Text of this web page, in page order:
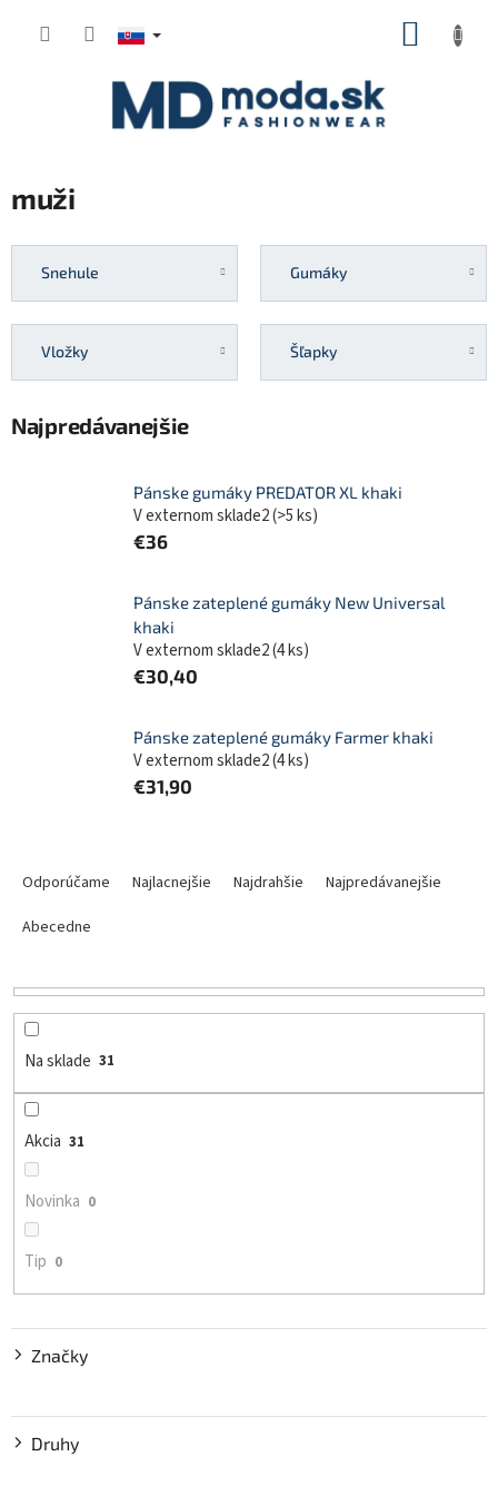
muži
Snehule Gumáky
Vložky Šľapky
Najpredávanejšie
Pánske gumáky PREDATOR XL khaki
V externom sklade2(>5 ks)
€36
Pánske zateplené gumáky New Universal
khaki
V externom sklade2(4 ks)
€30,40
Pánske zateplené gumáky Farmer khaki
V externom sklade2(4 ks)
€31,90
e
d
Odporúčame Najlacnejšie Najdrahšie
Najpredávanejšie
Abecedne
Na sklade 31
Akcia 31
Novinka 0
Tip 0
Značky
Druhy